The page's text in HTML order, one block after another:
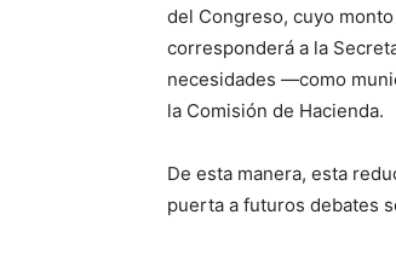
del Congreso, cuyo
corresponderá a la
necesidades —como
la Comisión de Hacienda.
De esta manera, esta
puerta a futuros debates